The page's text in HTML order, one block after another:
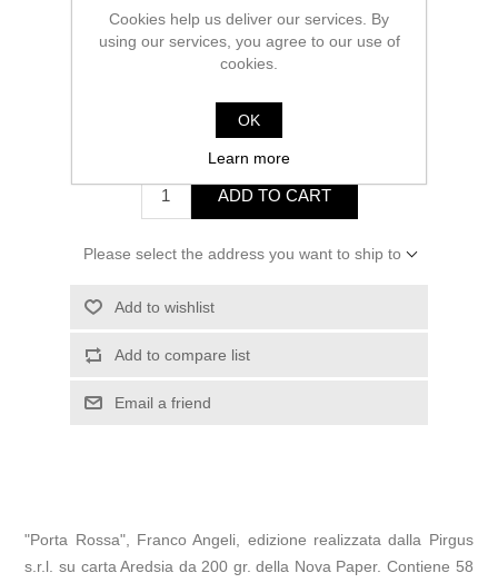
Be the first to review this product
€600.00 incl tax
ADD TO CART
Please select the address you want to ship to
Add to wishlist
Add to compare list
Email a friend
"Porta Rossa", Franco Angeli, edizione realizzata dalla Pirgus
s.r.l. su carta Aredsia da 200 gr. della Nova Paper. Contiene 58
Cookies help us deliver our services. By
using our services, you agree to our use of
cookies.
OK
Learn more